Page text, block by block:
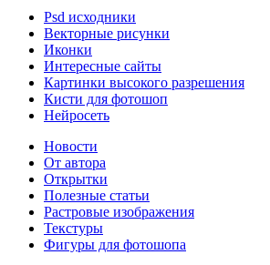
Psd исходники
Векторные рисунки
Иконки
Интересные сайты
Картинки высокого разрешения
Кисти для фотошоп
Нейросеть
Новости
От автора
Открытки
Полезные статьи
Растровые изображения
Текстуры
Фигуры для фотошопа